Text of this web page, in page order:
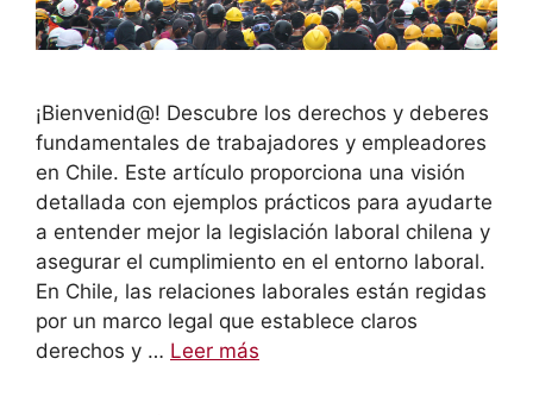
¡Bienvenid@! Descubre los derechos y deberes
fundamentales de trabajadores y empleadores
en Chile. Este artículo proporciona una visión
detallada con ejemplos prácticos para ayudarte
a entender mejor la legislación laboral chilena y
asegurar el cumplimiento en el entorno laboral.
En Chile, las relaciones laborales están regidas
por un marco legal que establece claros
derechos y … Leer más